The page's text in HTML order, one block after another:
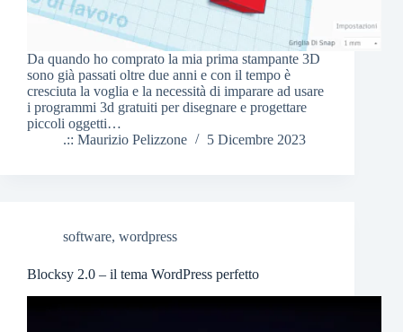
Da quando ho comprato la mia prima stampante 3D
sono già passati oltre due anni e con il tempo è
cresciuta la voglia e la necessità di imparare ad usare
i programmi 3d gratuiti per disegnare e progettare
piccoli oggetti…
.:: Maurizio Pelizzone
5 Dicembre 2023
software, wordpress
Blocksy 2.0 – il tema WordPress perfetto